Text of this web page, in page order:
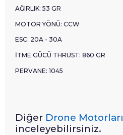
AĞIRLIK: 53 GR
MOTOR YÖNÜ: CCW
ESC: 20A - 30A
İTME GÜCÜ THRUST: 860 GR
PERVANE: 1045
Diğer Drone Motorları
inceleyebilirsiniz.